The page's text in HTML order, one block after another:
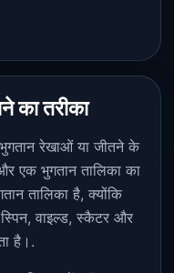
का तरीका
रेखाओं या जीतने के
एक भुगतान तालिका का
तालिका है, क्योंकि
वाइल्ड, स्कैटर और
है।.